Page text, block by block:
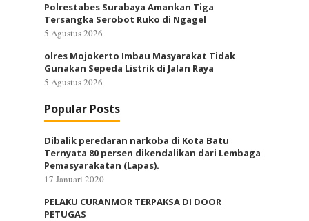
Polrestabes Surabaya Amankan Tiga
Tersangka Serobot Ruko di Ngagel
5 Agustus 2026
olres Mojokerto Imbau Masyarakat Tidak
Gunakan Sepeda Listrik di Jalan Raya
5 Agustus 2026
Popular Posts
Dibalik peredaran narkoba di Kota Batu
Ternyata 80 persen dikendalikan dari Lembaga
Pemasyarakatan (Lapas).
17 Januari 2020
PELAKU CURANMOR TERPAKSA DI DOOR
PETUGAS